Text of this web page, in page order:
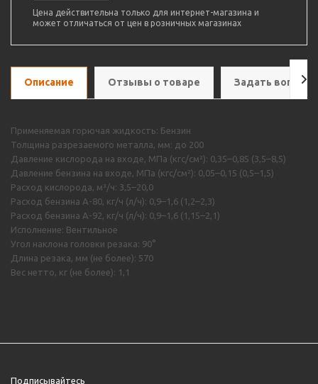
Цена действительна только для интернет-магазина и
может отличаться от цен в розничных магазинах
Описание Отзывы о товаре Задать вопрос
Применяемая горючая жидкость: Бензин
Толщина разрезаемого металла, мм: до 200
Давление кислорода на входе, МПа (кгс/см²): 0,35–0,85 (3,5–8,5)
Давление бензина на входе, МПа (кгс/см²): 0,05–0,15 (0,5–1,5)
Расход кислорода, м³/ч: 3,5–20,0
Расход бензина А-80, кг/ч (л/ч): 0,9–1,6 (1,2–2,3)
Расход бензина А-92, кг/ч (л/ч): 0,9–1,6 (1,15–2,1)
Исполнение: Вентильное
Угол наклона головки резака: 90°
Длина резака, мм (не более): 570
Вес нетто, кг (не более): 1,1
Подписывайтесь